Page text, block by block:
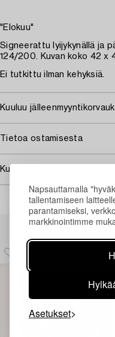
Napsauttamalla
tallentamiseen
parantamiseksi,
markkinointimme
Asetukset
"Elokuu"
Signeerattu lyijykynällä ja
124/200. Kuvan koko 42 x
Ei tutkittu ilman kehyksiä.
Kuuluu
Tietoa ostamisesta
Kuvan käyttöoikeudet
Muiden